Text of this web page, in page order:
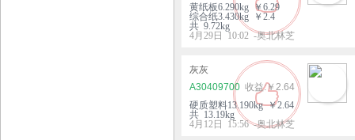
黄纸板6.290kg ￥6.29
综合纸3.430kg ￥2.4
共 9.72kg
4月29日 10:02 -奥北林芝
灰灰
A30409700
￥2.64
硬质塑料13.190kg ￥2.64
共 13.19kg
4月12日 15:56 -奥北林芝